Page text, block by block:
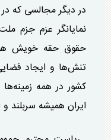
در دیگر مجالسی که
نمایانگر عزم جزم
حقوق حقه خویش
تنش‌ها و ایجاد
کشور در همه
ایران همیشه سربلند